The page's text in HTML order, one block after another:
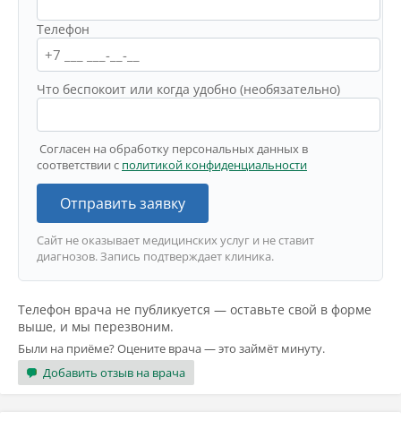
Телефон
Что беспокоит или когда удобно (необязательно)
Согласен на обработку персональных данных в
соответствии с политикой конфиденциальности
Отправить заявку
Сайт не оказывает медицинских услуг и не ставит
диагнозов. Запись подтверждает клиника.
Телефон врача не публикуется — оставьте свой в форме
выше, и мы перезвоним.
Были на приёме? Оцените врача — это займёт минуту.
Добавить отзыв на врача